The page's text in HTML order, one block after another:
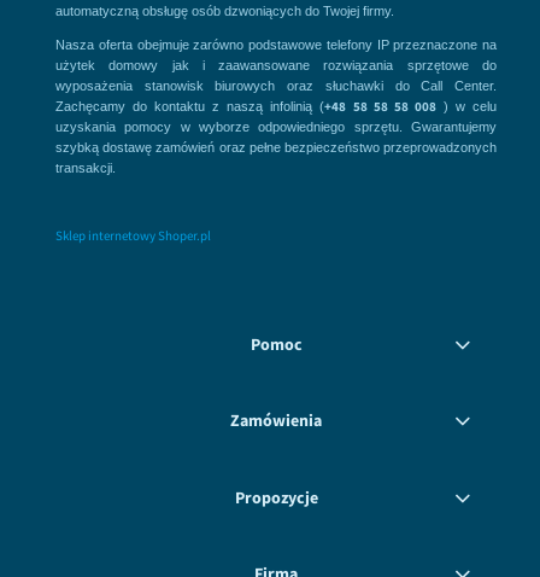
automatyczną obsługę osób dzwoniących do Twojej firmy.
Nasza oferta obejmuje zarówno podstawowe telefony IP przeznaczone na
użytek domowy jak i zaawansowane rozwiązania sprzętowe do
wyposażenia stanowisk biurowych oraz słuchawki do Call Center.
Zachęcamy do kontaktu z naszą infolinią (+48 58 58 58 008) w celu
uzyskania pomocy w wyborze odpowiedniego sprzętu. Gwarantujemy
szybką dostawę zamówień oraz pełne bezpieczeństwo przeprowadzonych
transakcji.
Sklep internetowy Shoper.pl
Pomoc
Zamówienia
Propozycje